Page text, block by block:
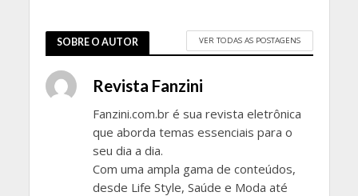
SOBRE O AUTOR VER TODAS AS POSTAGENS
Revista Fanzini
Fanzini.com.br é sua revista eletrônica
que aborda temas essenciais para o
seu dia a dia.
Com uma ampla gama de conteúdos,
desde Life Style, Saúde e Moda até